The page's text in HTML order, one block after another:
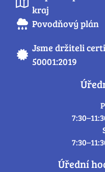
kraj
Povodňový plán
Jsme držiteli
50001:2019
Úřední